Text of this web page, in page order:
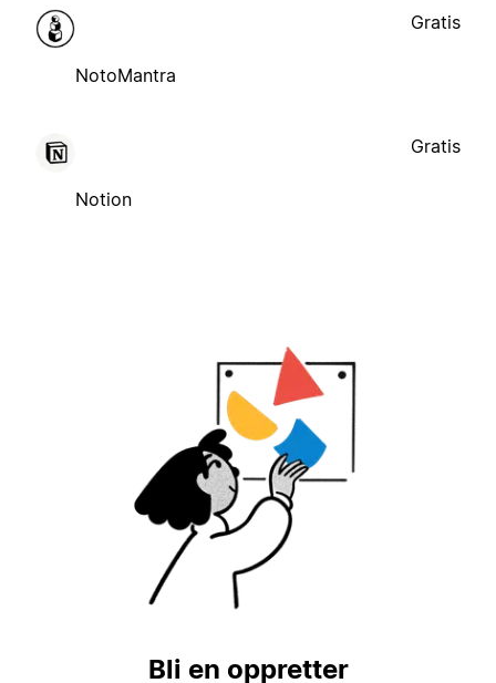
NotoMantra
Gratis
Notion
Gratis
Bli en oppretter